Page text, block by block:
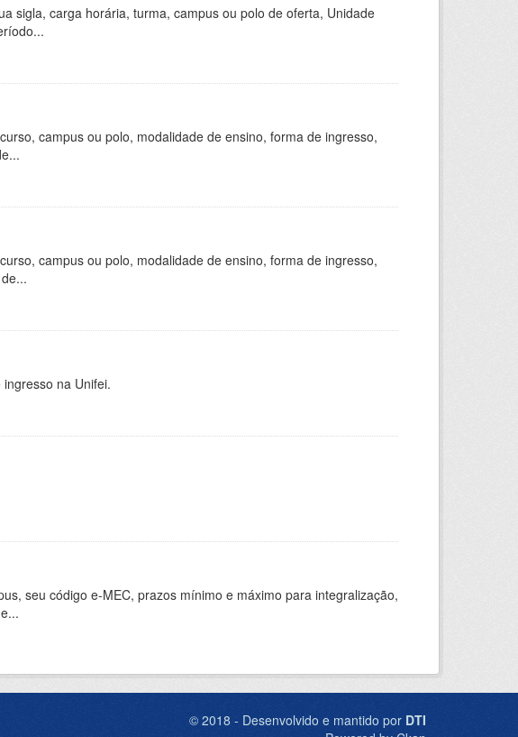
sigla, carga horária, turma, campus ou polo de oferta, Unidade
campus ou polo, modalidade de ensino, forma de ingresso,
campus ou polo, modalidade de ensino, forma de ingresso,
na Unifei.
seu código e-MEC, prazos mínimo e máximo para integralização,
© 2018 - Desenvolvido e mantido por DTI